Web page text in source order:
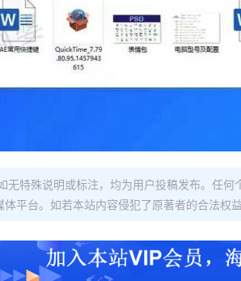
无特殊说明或标注，均为用户投稿发布。任
平台。如若本站内容侵犯了原著者的合法权